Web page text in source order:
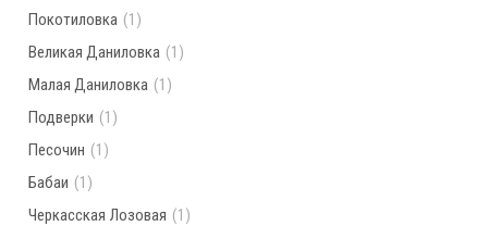
Покотиловка (1)
Великая Даниловка (1)
Малая Даниловка (1)
Подверки (1)
Песочин (1)
Бабаи (1)
Черкасская Лозовая (1)